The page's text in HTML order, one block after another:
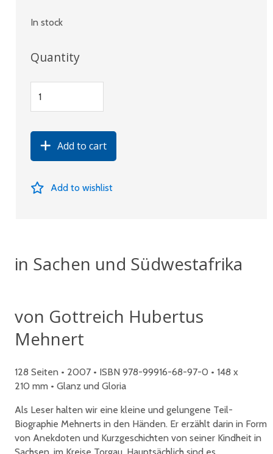
In stock
Quantity
Add to cart
Add to wishlist
in Sachen und Südwestafrika
von Gottreich Hubertus
Mehnert
128 Seiten • 2007 • ISBN 978-99916-68-97-0 • 148 x
210 mm • Glanz und Gloria
Als Leser halten wir eine kleine und gelungene Teil-
Biographie Mehnerts in den Händen. Er erzählt darin in Form
von Anekdoten und Kurzgeschichten von seiner Kindheit in